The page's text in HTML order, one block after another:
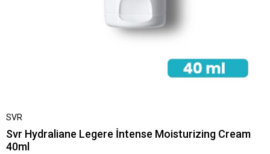
SVR
Svr Hydraliane Legere İntense Moisturizing Cream
40ml